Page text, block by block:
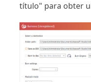
título" para obter